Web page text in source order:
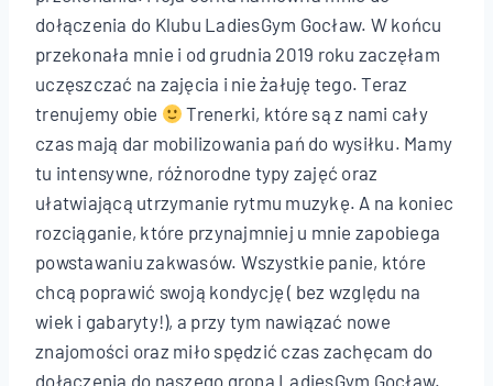
dołączenia do Klubu LadiesGym Gocław. W końcu
przekonała mnie i od grudnia 2019 roku zaczęłam
uczęszczać na zajęcia i nie żałuję tego. Teraz
trenujemy obie
Trenerki, które są z nami cały
czas mają dar mobilizowania pań do wysiłku. Mamy
tu intensywne, różnorodne typy zajęć oraz
ułatwiającą utrzymanie rytmu muzykę. A na koniec
rozciąganie, które przynajmniej u mnie zapobiega
powstawaniu zakwasów. Wszystkie panie, które
chcą poprawić swoją kondycję ( bez względu na
wiek i gabaryty!), a przy tym nawiązać nowe
znajomości oraz miło spędzić czas zachęcam do
dołączenia do naszego grona LadiesGym Gocław.